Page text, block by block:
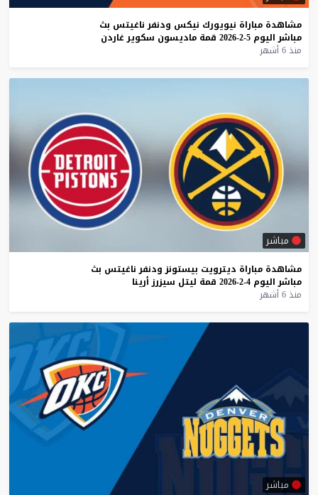
مشاهدة مباراة نيويورك نيكس ودنفر ناغيتس بث
مباشر اليوم 5-2-2026 قمة ماديسون سكوير غاردن
منذ 6 أشهر
مباشر
مشاهدة مباراة ديترويت بيستونز ودنفر ناغيتس بث
مباشر اليوم 4-2-2026 قمة ليتل سيزرز أرينا
منذ 6 أشهر
مباشر